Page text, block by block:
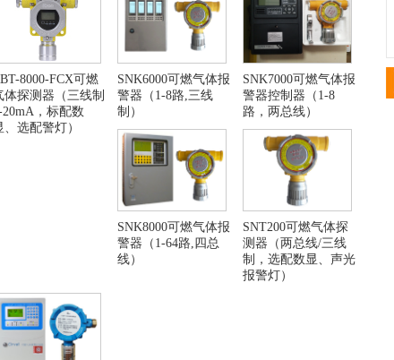
8000-FCX可燃
体探测器（三线制
20mA，标配数
、选配警灯）
SNK6000可燃气体报
警器（1-8路,三线
制）
SNK7000可燃气体报
警器控制器（1-8
路，两总线）
SNK8000可燃气体报
警器（1-64路,四总
线）
SNT200可燃气体探
测器（两总线/三线
制，选配数显、声光
报警灯）